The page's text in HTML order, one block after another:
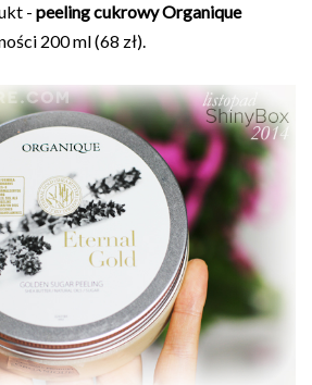
- peeling cukrowy Organique
200 ml (68 zł).